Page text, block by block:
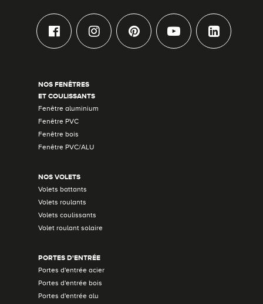
NOS FENÊTRES
ET COULISSANTS
Fenêtre aluminium
Fenêtre PVC
Fenêtre bois
Fenêtre PVC/ALU
NOS VOLETS
Volets battants
Volets roulants
Volets coulissants
Volet roulant solaire
PORTES D'ENTRÉE
Portes d'entrée acier
Portes d'entrée bois
Portes d'entrée alu